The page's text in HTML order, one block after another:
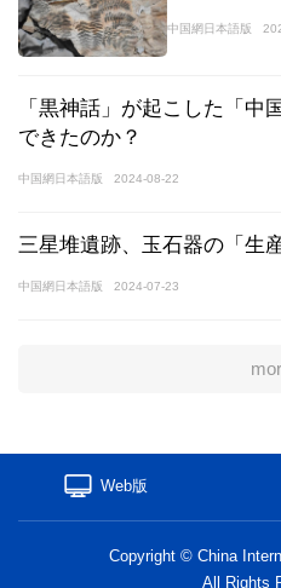
中国網日本語版
「黒神話」が起こした「中
できたのか？
中国網日本語版 2024-08-22
三星堆遺跡、玉石器の「生
中国網日本語版 2024-07-23
Web版
Copyright © China
All Rights